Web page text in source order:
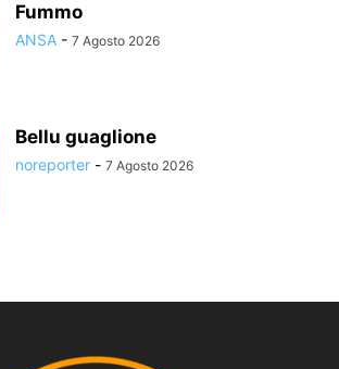
Fummo
ANSA - 7 Agosto 2026
Bellu guaglione
noreporter - 7 Agosto 2026